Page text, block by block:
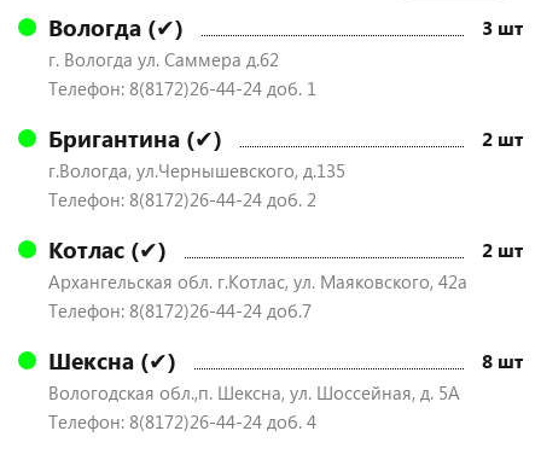
Вологда (✔) 3 шт
г. Вологда ул. Саммера д.62
Телефон: 8(8172)26-44-24 доб. 1
Бригантина (✔) 2 шт
г.Вологда, ул.Чернышевского, д.135
Телефон: 8(8172)26-44-24 доб. 2
Котлас (✔) 2 шт
Архангельская обл. г.Котлас, ул. Маяковского, 42а
Телефон: 8(8172)26-44-24 доб.7
Шексна (✔) 8 шт
Вологодская обл.,п. Шексна, ул. Шоссейная, д. 5А
Телефон: 8(8172)26-44-24 доб. 4